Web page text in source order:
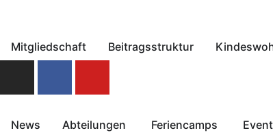
Mitgliedschaft Beitragsstruktur
News Abteilungen Feriencamps